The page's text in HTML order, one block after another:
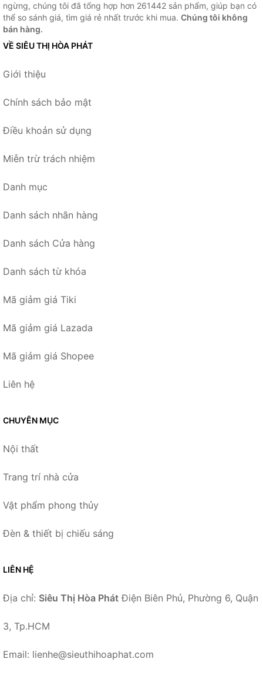
ngừng, chúng tôi đã tổng hợp hơn 261442 sản phẩm, giúp bạn có
thể so sánh giá, tìm giá rẻ nhất trước khi mua. Chúng tôi không
bán hàng.
VỀ SIÊU THỊ HÒA PHÁT
Giới thiệu
Chính sách bảo mật
Điều khoản sử dụng
Miễn trừ trách nhiệm
Danh mục
Danh sách nhãn hàng
Danh sách Cửa hàng
Danh sách từ khóa
Mã giảm giá Tiki
Mã giảm giá Lazada
Mã giảm giá Shopee
Liên hệ
CHUYÊN MỤC
Nội thất
Trang trí nhà cửa
Vật phẩm phong thủy
Đèn & thiết bị chiếu sáng
LIÊN HỆ
Địa chỉ: Siêu Thị Hòa Phát Điện Biên Phủ, Phường 6, Quận
3, Tp.HCM
Email: lienhe@sieuthihoaphat.com